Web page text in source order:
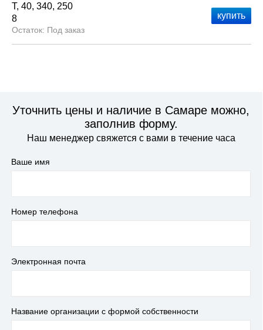
Т 40 340 250
8
Под заказ
Уточнить цены и наличие в Самаре можно,
заполнив форму.
Наш менеджер свяжется с вами в течение часа
Ваше имя
Номер телефона
Электронная почта
Название организации с формой собственности